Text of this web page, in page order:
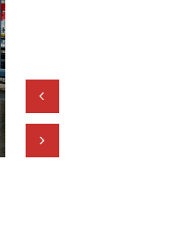
Vorige
Volgende